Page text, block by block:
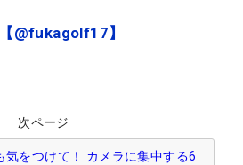
@fukagolf17】
次ページ
気をつけて！ カメラに集中する6